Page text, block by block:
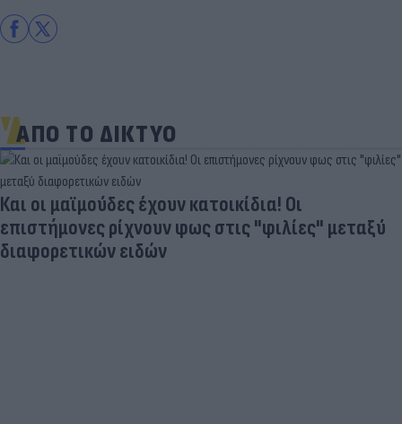
ΑΠΟ ΤΟ ΔΙΚΤΥΟ
Και οι μαϊμούδες έχουν κατοικίδια! Οι
επιστήμονες ρίχνουν φως στις "φιλίες" μεταξύ
διαφορετικών ειδών